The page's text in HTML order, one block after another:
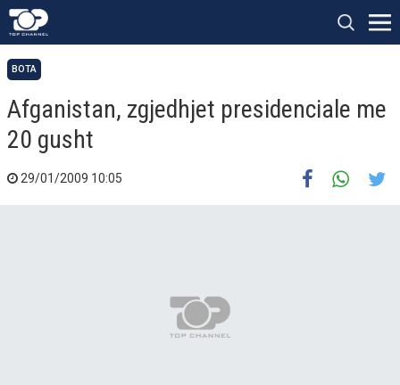
BOTA
Afganistan, zgjedhjet presidenciale me
20 gusht
29/01/2009 10:05